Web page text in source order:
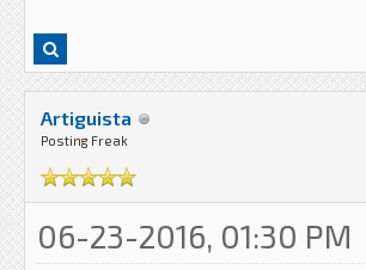
Artiguista
Posting Freak
06-23-2016, 01:30 PM